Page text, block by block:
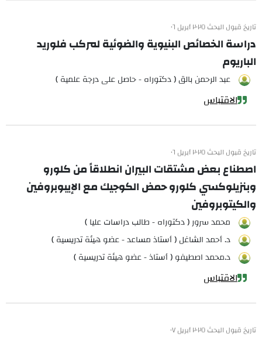
تاريخ قبول البحث ٢٠٢٥ أبريل ٠٦
دراسة الخصائص البنيوية والضوئية لمركب فلوريد
الباريوم
عبد الرحمن بالق ( دكتوراه - حاصل على درجة علمية )
الاقتباس
تاريخ قبول البحث ٢٠٢٥ أبريل ٠٦
اصطناع بعض مشتقات البيران انطلاقاً من كلورو
وبنزيلوكسي كلورو حمض الكوجيك مع الإيبوبروفين
والكيتوبروفين
محمد سرور ( دكتوراه - طالب دراسات عليا )
د. أحمد الشاغل ( أستاذ مساعد - عضو هيئة تدريسية )
د.محمد اصطيفو ( أستاذ - عضو هيئة تدريسية )
الاقتباس
تاريخ قبول البحث ٢٠٢٥ أبريل ٠٧